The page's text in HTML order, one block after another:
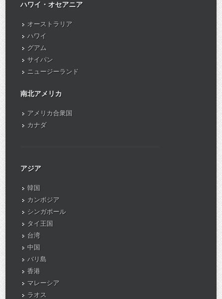
ハワイ・オセアニア
オーストラリア
ハワイ
グアム
サイパン
ニュージーランド
南北アメリカ
アメリカ合衆国
カナダ
アジア
韓国
カンボジア
シンガポール
タイ王国
台湾
中国
バリ島
香港
マレーシア
ラオス